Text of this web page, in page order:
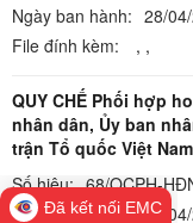
Ngày ban hành: 28/
File đính kèm:
, ,
QUY CHẾ Phối hợp
nhân dân, Ủy ban
trận Tổ quốc Việt
Số hiệu: 68/QCPH-
Ngày ban hành: 02/
Đã kết nối EMC